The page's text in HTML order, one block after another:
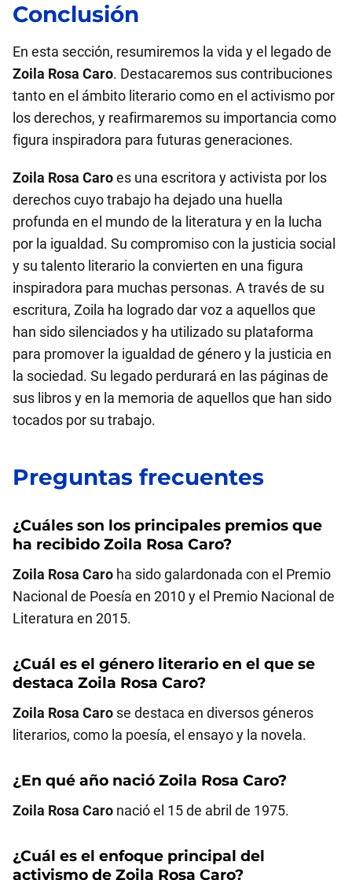
Conclusión
En esta sección, resumiremos la vida y el legado de
Zoila Rosa Caro. Destacaremos sus contribuciones
tanto en el ámbito literario como en el activismo por
los derechos, y reafirmaremos su importancia como
figura inspiradora para futuras generaciones.
Zoila Rosa Caroes una escritora y activista por los
derechos cuyo trabajo ha dejado una huella
profunda en el mundo de la literatura y en la lucha
por la igualdad. Su compromiso con la justicia social
y su talento literario la convierten en una figura
inspiradora para muchas personas. A través de su
escritura, Zoila ha logrado dar voz a aquellos que
han sido silenciados y ha utilizado su plataforma
para promover la igualdad de género y la justicia en
la sociedad. Su legado perdurará en las páginas de
sus libros y en la memoria de aquellos que han sido
tocados por su trabajo.
Preguntas frecuentes
¿Cuáles son los principales premios que
ha recibido Zoila Rosa Caro?
Zoila Rosa Caro ha sido galardonada con el Premio
Nacional de Poesía en 2010 y el Premio Nacional de
Literatura en 2015.
¿Cuál es el género literario en el que se
destaca Zoila Rosa Caro?
Zoila Rosa Caro se destaca en diversos géneros
literarios, como la poesía, el ensayo y la novela.
¿En qué año nació Zoila Rosa Caro?
Zoila Rosa Caro nació el 15 de abril de 1975.
¿Cuál es el enfoque principal del
activismo de Zoila Rosa Caro?